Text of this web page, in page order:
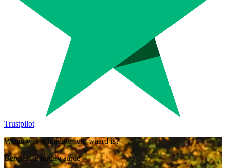
Trustpilot
Weten wat je huidige auto waard is?
Bereken je inruilwaarde